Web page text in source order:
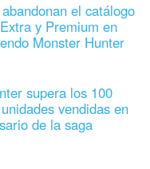
el catálogo
y Premium en
Monster Hunter
supera los 100
vendidas en
de la saga